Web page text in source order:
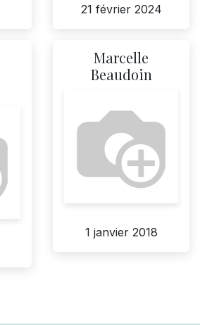
21 février 2024
Marcelle
Beaudoin
1 janvier 2018